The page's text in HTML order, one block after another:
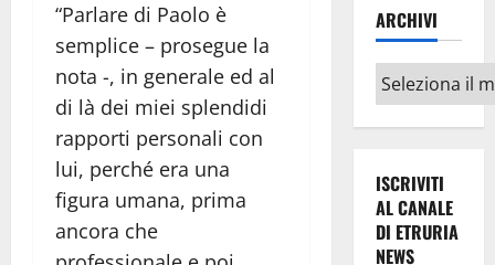
“Parlare di Paolo è
semplice – prosegue la
nota -, in generale ed al
di là dei miei splendidi
rapporti personali con
lui, perché era una
figura umana, prima
ancora che
ARCHIVI
Archivi
ISCRIVITI
AL CANALE
DI ETRURIA
NEWS